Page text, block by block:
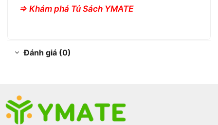
=> Khám phá Tủ Sách YMATE
Đánh giá (0)